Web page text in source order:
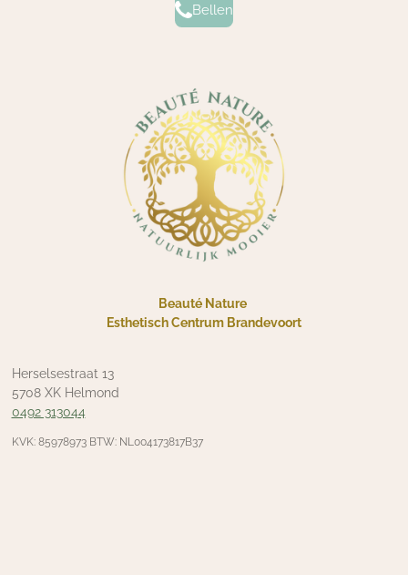
Bellen
Beauté Nature
Esthetisch Centrum Brandevoort
Herselsestraat 13
5708 XK Helmond
0492 313044
KVK: 85978973 BTW: NL004173817B37